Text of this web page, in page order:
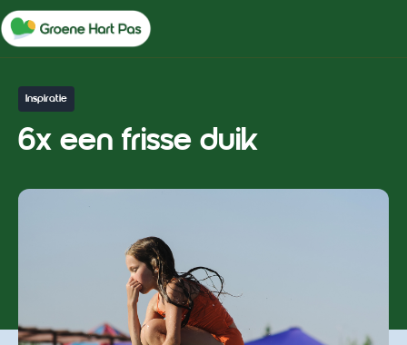
Inspiratie
6x een frisse duik